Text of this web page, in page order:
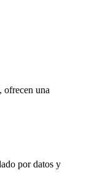
ofrecen una
por datos y